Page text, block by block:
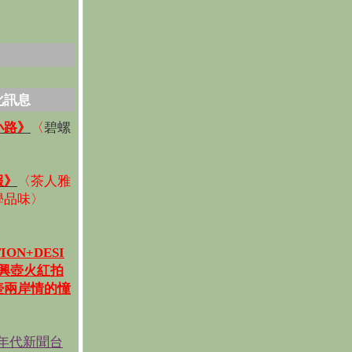
訊息
》 〈碧螺
〈茶人雅
味〉
壺火紅拍
岸情的憧
代新聞台